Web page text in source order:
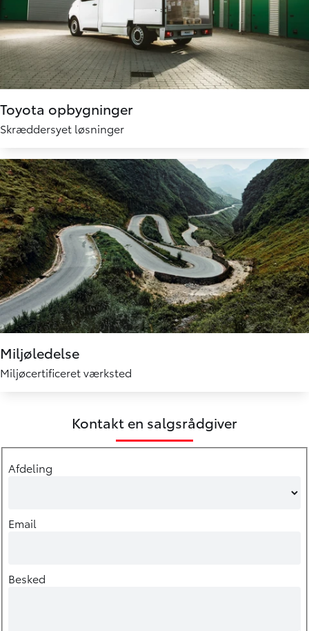
Toyota opbygninger
Skræddersyet løsninger
Miljøledelse
Miljøcertificeret værksted
Kontakt en salgsrådgiver
Afdeling
Email
Besked